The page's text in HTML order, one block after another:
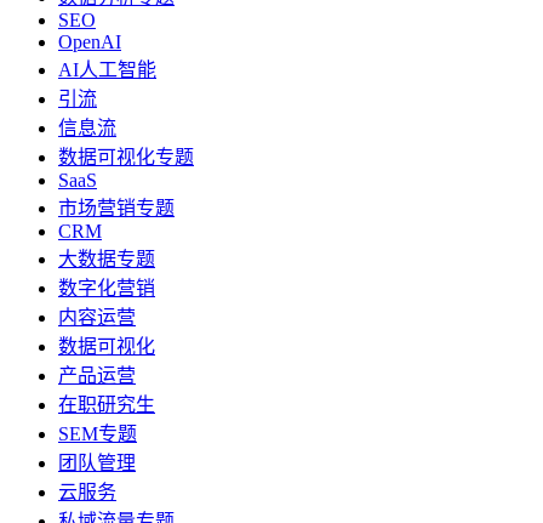
SEO
OpenAI
AI人工智能
引流
信息流
数据可视化专题
SaaS
市场营销专题
CRM
大数据专题
数字化营销
内容运营
数据可视化
产品运营
在职研究生
SEM专题
团队管理
云服务